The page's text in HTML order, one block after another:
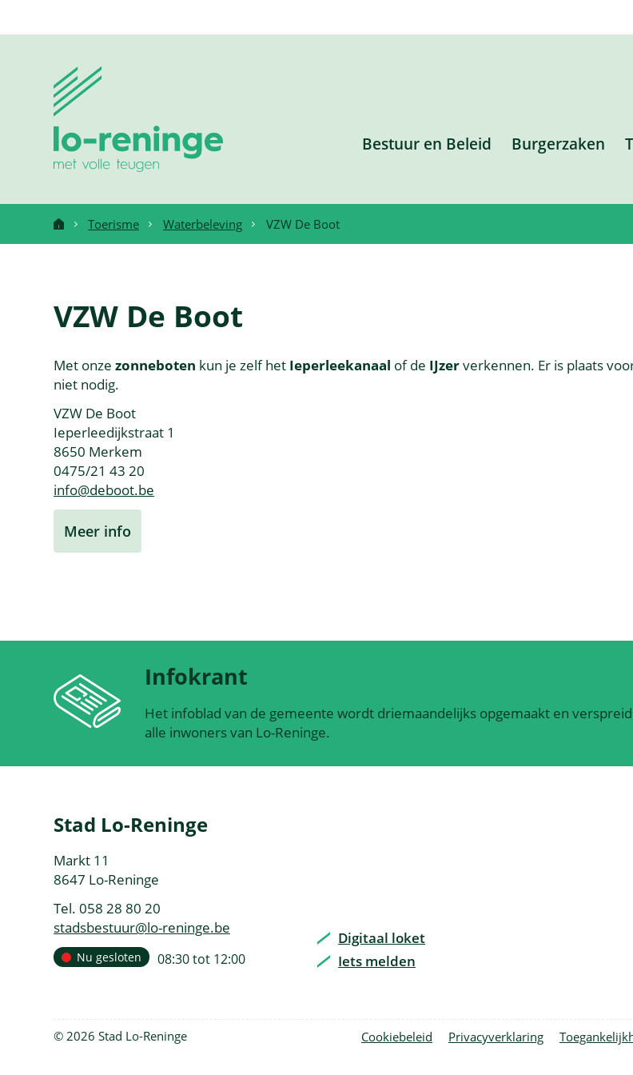
Lo-
Reninge
Bestuur en Beleid Burgerzaken
Startpagina
Toerisme Waterbeleving VZW De Boot
VZW De Boot
Met onze zonneboten kun je zelf het Ieperleekanaal of de IJzerverkennen. Er is plaats
niet nodig.
VZW De Boot
Ieperleedijkstraat 1
8650 Merkem
0475/21 43 20
info@deboot.be
Meer info
Infokrant
Het infoblad van de gemeente wordt driemaandelijks opgemaakt en
alle inwoners van Lo-Reninge.
Contact
&
openingsuren
Stad Lo-Reninge
Adres
Markt 11
,8647 Lo-Reninge
Tel. 058 28 80 20
E-
mail
stadsbestuur@lo-reninge.be
Openingsuren
Vandaag
Nu gesloten
open
08:30tot 12:00
Digitaal loket
Iets melden
© 2026 Stad Lo-Reninge Cookiebeleid Privacyverklaring